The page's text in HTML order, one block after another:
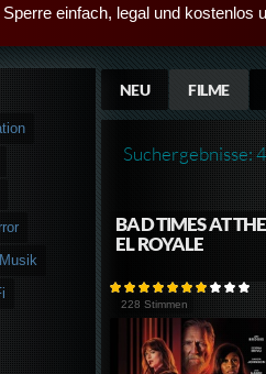
einfach, legal und kostenlos
NEU FILME
Suchergebnisse:
BAD TIMES AT THE
EL ROYALE
228 Stimmen
Musik